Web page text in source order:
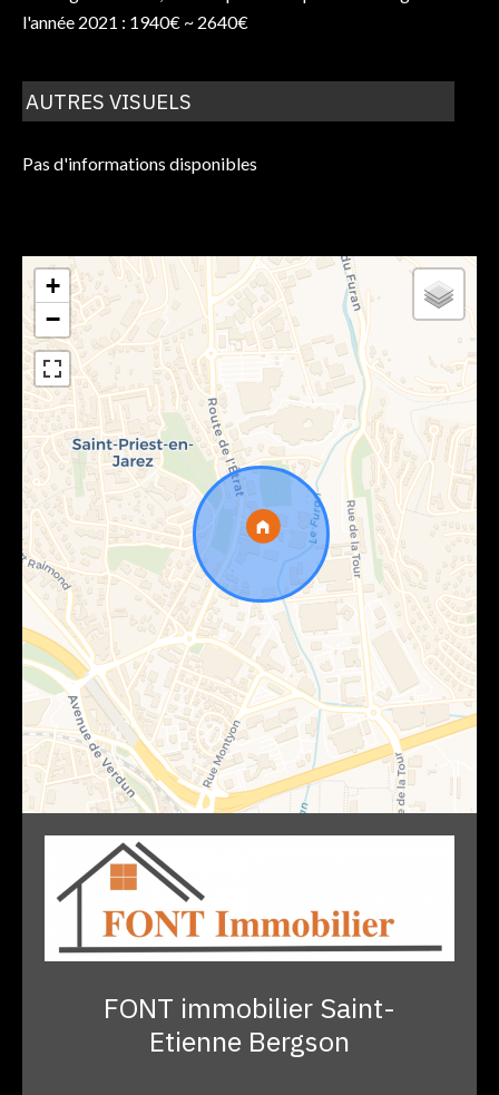
l'année 2021 : 1940€ ~ 2640€
AUTRES VISUELS
Pas d'informations disponibles
+
−
FONT immobilier Saint-
Etienne Bergson